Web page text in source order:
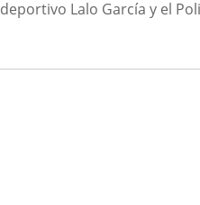
Lalo García y el